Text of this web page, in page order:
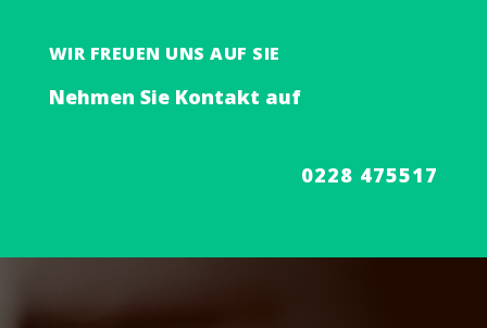
WIR FREUEN UNS AUF SIE
Nehmen Sie Kontakt auf
0228 475517